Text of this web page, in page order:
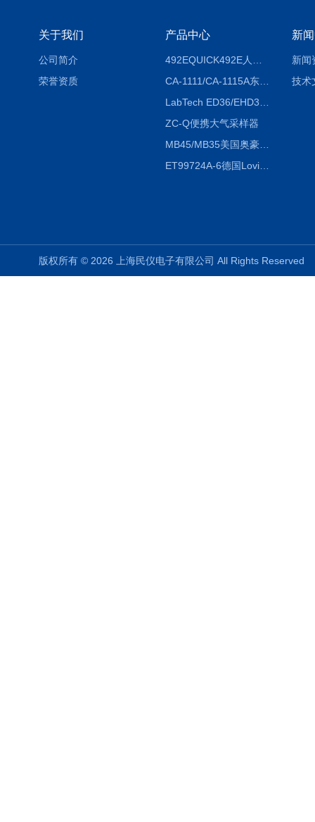
关于我们
公司简介
荣誉资质
产品中心
CA-1111/CA-1115A东京理化EYELA CA-1111/CA-1115A冷却水循环装置
ZC-Q便携大气采样器
MB45/MB35美国奥豪斯OHAUS MB45/MB35卤素红外水分测定仪
ET99724A-6德国Lovibond ET99724A-6微电脑BOD测定仪
新
新闻
技术
版权所有 © 2026 上海民仪电子有限公司 All Rights